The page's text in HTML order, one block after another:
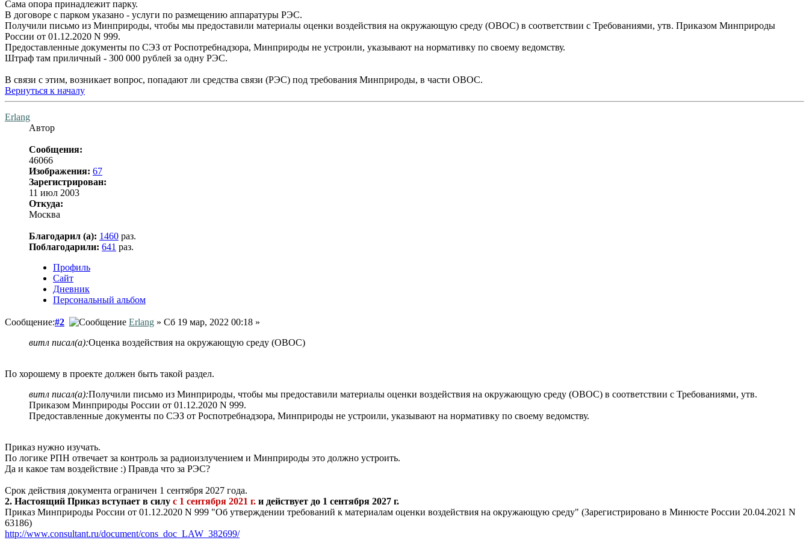
Сама опора принадлежит парку.
В договоре с парком указано - услуги по размещению аппаратуры РЭС.
Получили письмо из Минприроды, чтобы мы предоставили материалы оценки воздействия на окружающую среду (ОВОС) в соответствии с Требованиями, утв. Приказом Минприроды
России от 01.12.2020 N 999.
Предоставленные документы по СЭЗ от Роспотребнадзора, Минприроды не устроили, указывают на нормативку по своему ведомству.
Штраф там приличный - 300 000 рублей за одну РЭС.
В связи с этим, возникает вопрос, попадают ли средства связи (РЭС) под требования Минприроды, в части ОВОС.
Вернуться к началу
Erlang
Автор
Сообщения:
46066
Изображения: 67
Зарегистрирован:
11 июл 2003
Откуда:
Москва
Благодарил (а): 1460 раз.
Поблагодарили: 641 раз.
Профиль
Сайт
Дневник
Персональный альбом
Сообщение:#2 Erlang » Сб 19 мар, 2022 00:18 »
витл писал(а):Оценка воздействия на окружающую среду (ОВОС)
По хорошему в проекте должен быть такой раздел.
витл писал(а):Получили письмо из Минприроды, чтобы мы предоставили материалы оценки воздействия на окружающую среду (ОВОС) в соответствии с Требованиями, утв.
Приказом Минприроды России от 01.12.2020 N 999.
Предоставленные документы по СЭЗ от Роспотребнадзора, Минприроды не устроили, указывают на нормативку по своему ведомству.
Приказ нужно изучать.
По логике РПН отвечает за контроль за радиоизлучением и Минприроды это должно устроить.
Да и какое там воздействие :) Правда что за РЭС?
Срок действия документа ограничен 1 сентября 2027 года.
2. Настоящий Приказ вступает в силу с 1 сентября 2021 г. и действует до 1 сентября 2027 г.
Приказ Минприроды России от 01.12.2020 N 999 "Об утверждении требований к материалам оценки воздействия на окружающую среду" (Зарегистрировано в Минюсте России 20.04.2021 N
63186)
http://www.consultant.ru/document/cons_doc_LAW_382699/